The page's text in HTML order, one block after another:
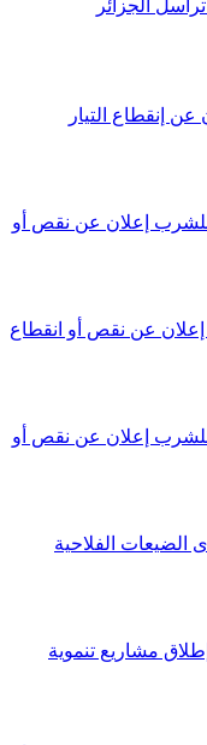
الجزائر
إنقطاع التيار
إعلان عن نقص أو
عن نقص أو انقطاع
إعلان عن نقص أو
الفلاحية
مشاريع تنموية